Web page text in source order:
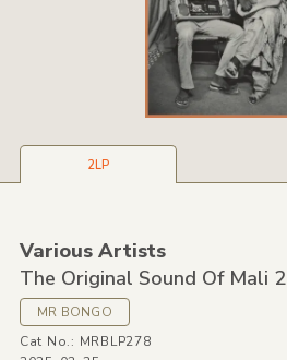
2LP
Various Artists
The Original Sound Of Mali 2
MR BONGO
Cat No.: MRBLP278